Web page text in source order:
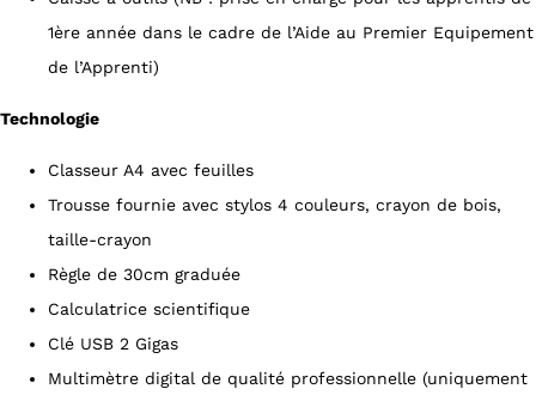
1ère année dans le cadre de l’Aide au Premier Equipement
de l’Apprenti)
Technologie
Classeur A4 avec feuilles
Trousse fournie avec stylos 4 couleurs, crayon de bois,
taille-crayon
Règle de 30cm graduée
Calculatrice scientifique
Clé USB 2 Gigas
Multimètre digital de qualité professionnelle (uniquement